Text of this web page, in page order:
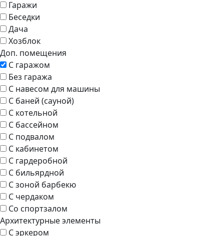
Гаражи
Беседки
Дача
Хозблок
Доп. помещения
С гаражом
Без гаража
С навесом для машины
С баней (сауной)
С котельной
С бассейном
С подвалом
С кабинетом
С гардеробной
С бильярдной
С зоной барбекю
С чердаком
Со спортзалом
Архитектурные элементы
С эркером